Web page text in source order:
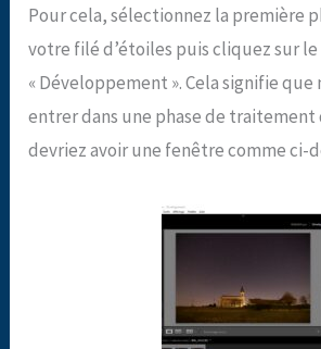
Pour cela, sélectionnez la première
votre filé d’étoiles puis cliquez sur
« Développement ». Cela signifie que
entrer dans une phase de traitement
devriez avoir une fenêtre comme ci-